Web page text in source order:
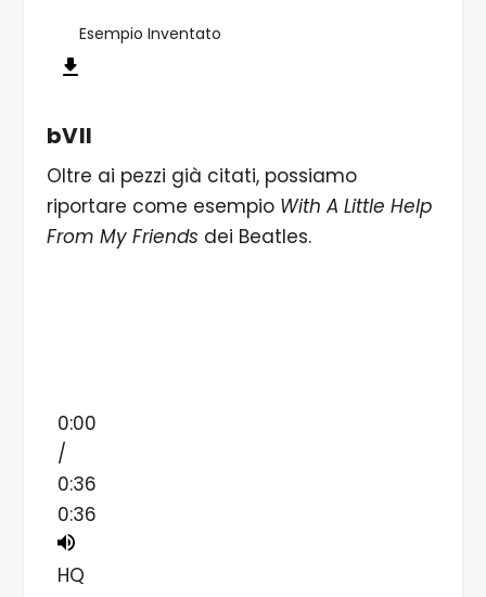
Esempio Inventato
bVII
Oltre ai pezzi già citati, possiamo
riportare come esempio With A Little Help
From My Friends dei Beatles.
0:00
/
0:36
0:36
HQ